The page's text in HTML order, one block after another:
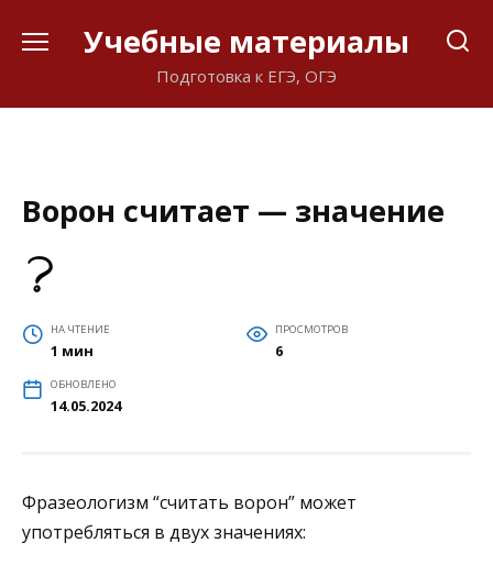
Учебные материалы
Подготовка к ЕГЭ, ОГЭ
Ворон считает — значение
НА ЧТЕНИЕ
1 мин
ПРОСМОТРОВ
6
ОБНОВЛЕНО
14.05.2024
Фразеологизм “считать ворон” может
употребляться в двух значениях: